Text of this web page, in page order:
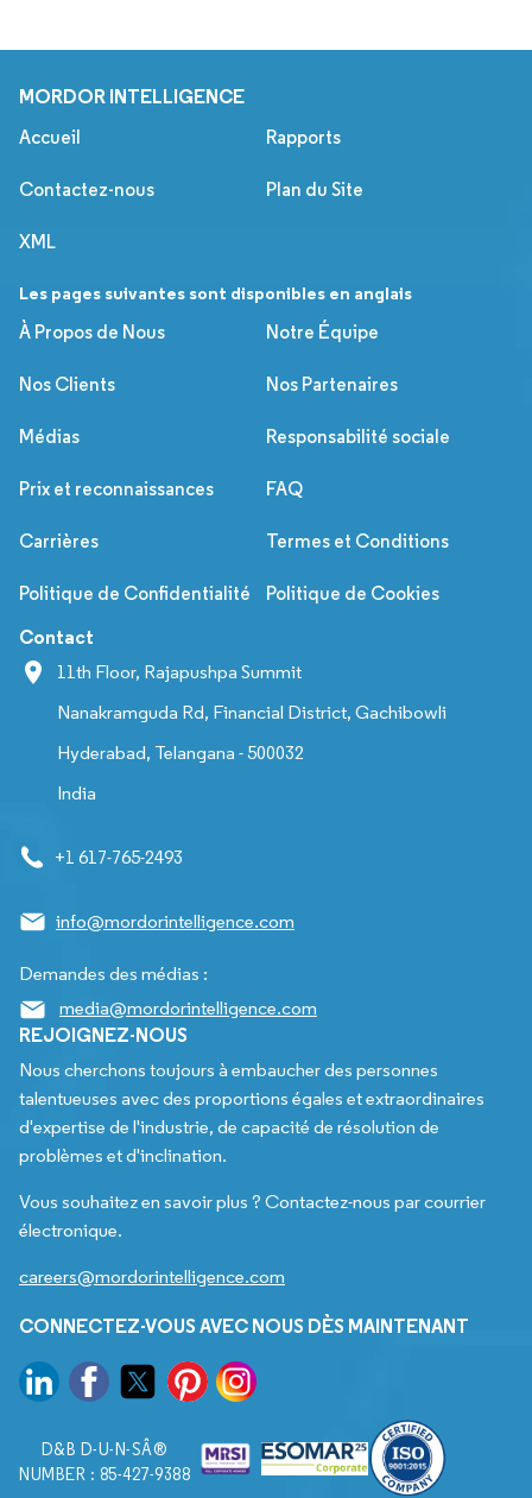
MORDOR INTELLIGENCE
Accueil Rapports
Contactez-nous Plan du Site
XML
Les pages suivantes sont disponibles en anglais
À Propos de Nous
Notre Équipe
Nos Clients Nos Partenaires
Médias Responsabilité sociale
Prix et reconnaissances FAQ
Carrières Termes et Conditions
Politique de Confidentialité Politique de Cookies
Contact
11th Floor, Rajapushpa Summit
Nanakramguda Rd, Financial District, Gachibowli
Hyderabad, Telangana - 500032
India
+1 617-765-2493
info@mordorintelligence.com
Demandes des médias :
media@mordorintelligence.com
REJOIGNEZ-NOUS
Nous cherchons toujours à embaucher des personnes
talentueuses avec des proportions égales et extraordinaires
d'expertise de l'industrie, de capacité de résolution de
problèmes et d'inclination.
Vous souhaitez en savoir plus ? Contactez-nous par courrier
électronique.
careers@mordorintelligence.com
CONNECTEZ-VOUS AVEC NOUS DÈS MAINTENANT
D&B D-U-N-SÂ®
NUMBER : 85-427-9388